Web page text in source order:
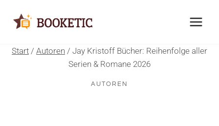
Inhalt
Start / Autoren / Jay Kristoff Bücher: Reihenfolge aller
Serien & Romane 2026
AUTOREN